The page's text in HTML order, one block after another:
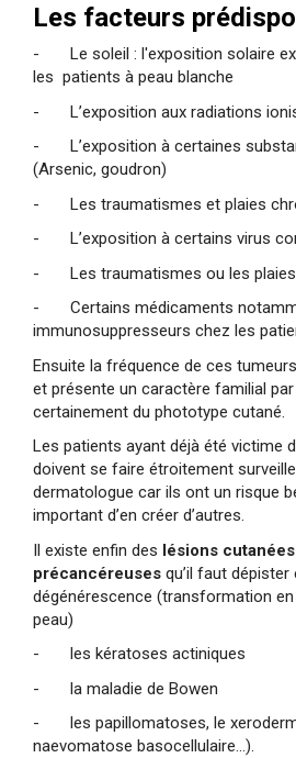
Les facteurs
- Le soleil : l'exposition solaire
les patients à peau blanche
- L’exposition aux radiations
- L’exposition à certaines
(Arsenic, goudron)
- Les traumatismes et plaies
- L’exposition à certains virus
- Les traumatismes ou les plaies
- Certains médicaments
immunosuppresseurs chez les
Ensuite la fréquence de ces
et présente un caractère familial par
certainement du phototype cutané.
Les patients ayant déjà été victime
doivent se faire étroitement
dermatologue car ils ont un risque
important d’en créer d’autres.
Il existe enfin des lésions cutanées
précancéreuses qu’il faut
dégénérescence (transformation
peau)
- les kératoses actiniques
- la maladie de Bowen
- les papillomatoses, le
naevomatose basocellulaire…).